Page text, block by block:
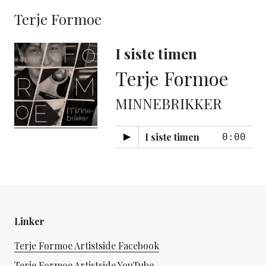
Terje Formoe
I siste timen
Terje Formoe
MINNEBRIKKER
I siste timen 0:00
Linker
Terje Formoe Artistside Facebook